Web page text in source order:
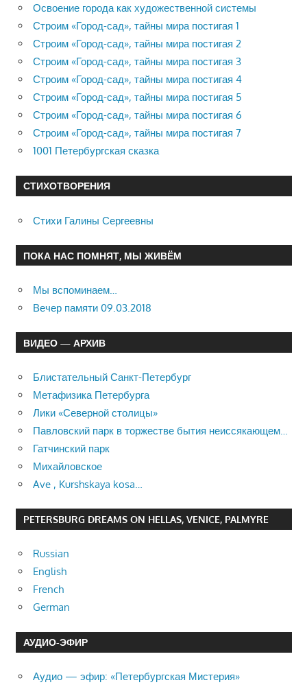
Освоение города как художественной системы
Строим «Город-сад», тайны мира постигая 1
Строим «Город-сад», тайны мира постигая 2
Строим «Город-сад», тайны мира постигая 3
Строим «Город-сад», тайны мира постигая 4
Строим «Город-сад», тайны мира постигая 5
Строим «Город-сад», тайны мира постигая 6
Строим «Город-сад», тайны мира постигая 7
1001 Петербургская сказка
СТИХОТВОРЕНИЯ
Стихи Галины Сергеевны
ПОКА НАС ПОМНЯТ, МЫ ЖИВЁМ
Мы вспоминаем…
Вечер памяти 09.03.2018
ВИДЕО — АРХИВ
Блистательный Санкт-Петербург
Метафизика Петербурга
Лики «Северной столицы»
Павловский парк в торжестве бытия неиссякающем…
Гатчинский парк
Михайловское
Ave , Kurshskaya kosa…
PETERSBURG DREAMS ON HELLAS, VENICE, PALMYRE
Russian
English
French
German
АУДИО-ЭФИР
Аудио — эфир: «Петербургская Мистерия»